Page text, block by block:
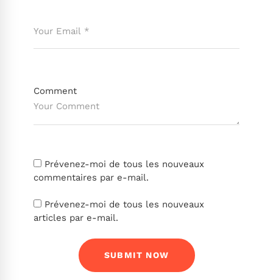
Comment
Prévenez-moi de tous les nouveaux
commentaires par e-mail.
Prévenez-moi de tous les nouveaux
articles par e-mail.